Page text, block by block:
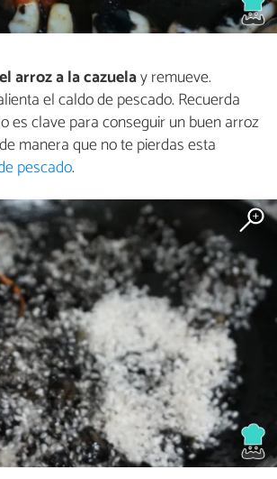
arroz a la cazuelay remueve.
el caldo de pescado. Recuerda
es clave para conseguir un buen arroz
manera que no te pierdas esta
pescado.